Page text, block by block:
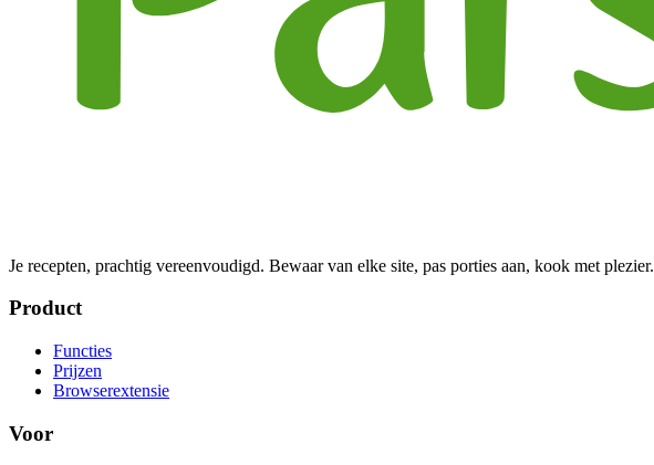
Je recepten, prachtig vereenvoudigd. Bewaar van elke site, pas porties aan, kook met plezier.
Product
Functies
Prijzen
Browserextensie
Voor